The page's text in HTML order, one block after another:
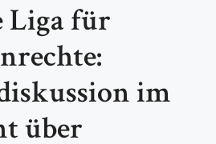
Liga für
im
über